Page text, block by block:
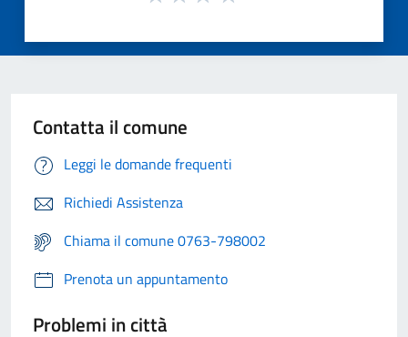
Contatta il comune
Leggi le domande frequenti
Richiedi Assistenza
Chiama il comune 0763-798002
Prenota un appuntamento
Problemi in città